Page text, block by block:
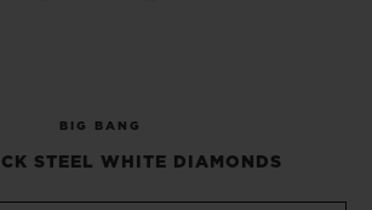
BIG BANG
STEEL WHITE DIAMONDS